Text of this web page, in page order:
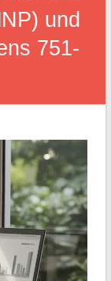
und
751-